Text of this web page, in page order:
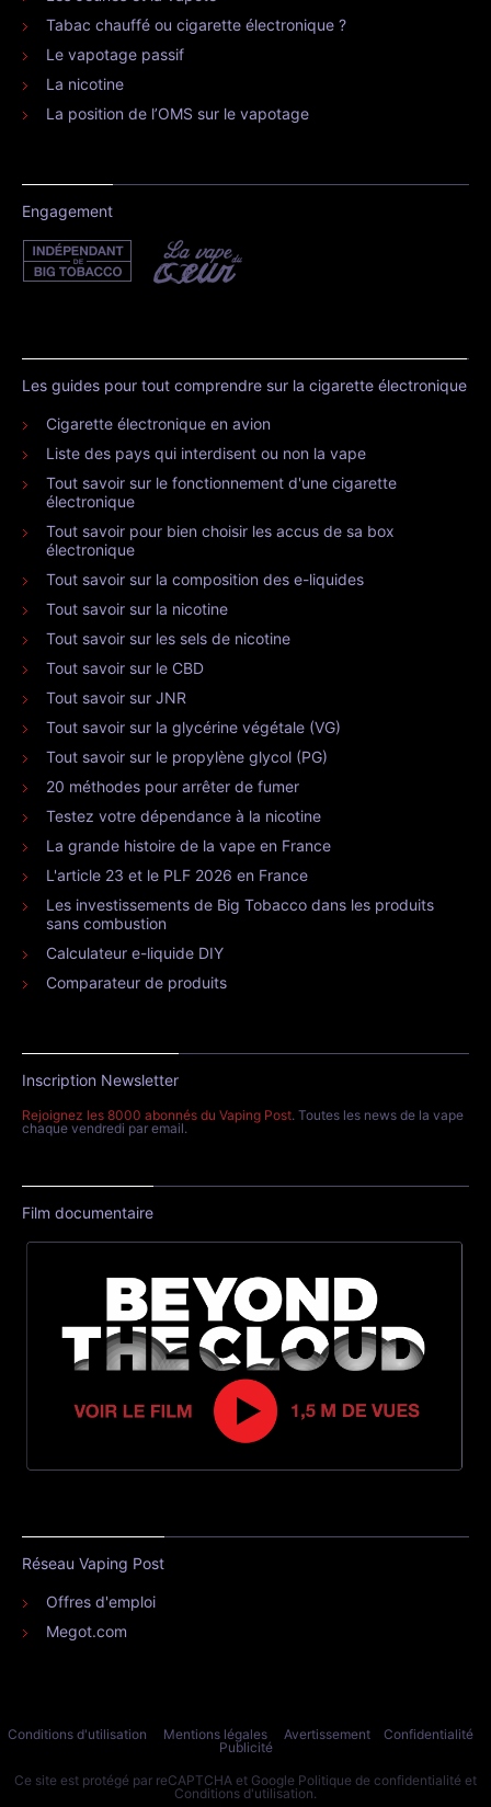
Tabac chauffé ou cigarette électronique ?
Le vapotage passif
La nicotine
La position de l’OMS sur le vapotage
Engagement
Les guides pour tout comprendre sur la cigarette électronique
Cigarette électronique en avion
Liste des pays qui interdisent ou non la vape
Tout savoir sur le fonctionnement d'une cigarette
électronique
Tout savoir pour bien choisir les accus de sa box
électronique
Tout savoir sur la composition des e-liquides
Tout savoir sur la nicotine
Tout savoir sur les sels de nicotine
Tout savoir sur le CBD
Tout savoir sur JNR
Tout savoir sur la glycérine végétale (VG)
Tout savoir sur le propylène glycol (PG)
20 méthodes pour arrêter de fumer
Testez votre dépendance à la nicotine
La grande histoire de la vape en France
L'article 23 et le PLF 2026 en France
Les investissements de Big Tobacco dans les produits
sans combustion
Calculateur e-liquide DIY
Comparateur de produits
Inscription Newsletter
Rejoignez les 8000 abonnés du Vaping Post. Toutes les news de la vape
chaque vendredi par email.
Film documentaire
Réseau Vaping Post
Offres d'emploi
Megot.com
Conditions d'utilisation Mentions légales Avertissement
Confidentialité
Publicité
Ce site est protégé par reCAPTCHA et Google Politique de confidentialité et
Conditions d'utilisation.